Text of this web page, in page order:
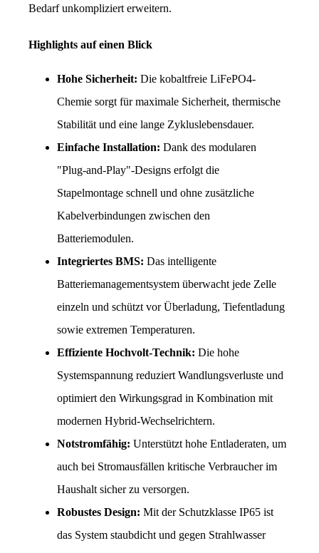
Bedarf unkompliziert erweitern.
Highlights auf einen Blick
Hohe Sicherheit: Die kobaltfreie LiFePO4-
Chemie sorgt für maximale Sicherheit, thermische
Stabilität und eine lange Zykluslebensdauer.
Einfache Installation: Dank des modularen
"Plug-and-Play"-Designs erfolgt die
Stapelmontage schnell und ohne zusätzliche
Kabelverbindungen zwischen den
Batteriemodulen.
Integriertes BMS: Das intelligente
Batteriemanagementsystem überwacht jede Zelle
einzeln und schützt vor Überladung, Tiefentladung
sowie extremen Temperaturen.
Effiziente Hochvolt-Technik: Die hohe
Systemspannung reduziert Wandlungsverluste und
optimiert den Wirkungsgrad in Kombination mit
modernen Hybrid-Wechselrichtern.
Notstromfähig: Unterstützt hohe Entladeraten, um
auch bei Stromausfällen kritische Verbraucher im
Haushalt sicher zu versorgen.
Robustes Design: Mit der Schutzklasse IP65 ist
das System staubdicht und gegen Strahlwasser